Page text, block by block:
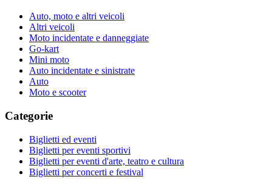
Auto, moto e altri veicoli
Altri veicoli
Moto incidentate e danneggiate
Go-kart
Mini moto
Auto incidentate e sinistrate
Auto
Moto e scooter
Categorie
Biglietti ed eventi
Biglietti per eventi sportivi
Biglietti per eventi d'arte, teatro e cultura
Biglietti per concerti e festival